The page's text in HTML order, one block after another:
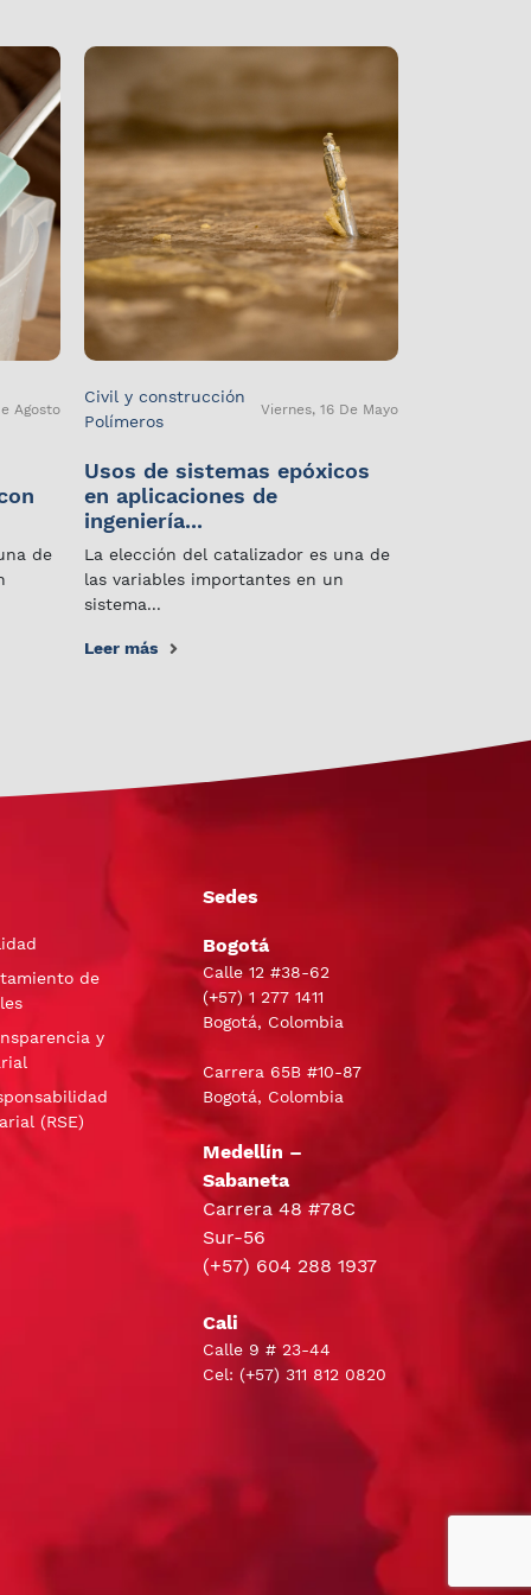
Agosto
de
Civil y construcción
Polímeros
Viernes, 16 De Mayo
Usos de sistemas epóxicos
en aplicaciones de
ingeniería...
La elección del catalizador es una de
las variables importantes en un
sistema...
Leer más
de
y
(RSE)
Sedes
Bogotá
Calle 12 #38-62
(+57)1 277 1411
Bogotá, Colombia
Carrera 65B #10-87
Bogotá, Colombia
Medellín –
Sabaneta
Carrera 48 #78C
Sur-56
(+57) 604 288 1937
Cali
Calle 9 # 23-44
Cel: (+57) 311 812 0820